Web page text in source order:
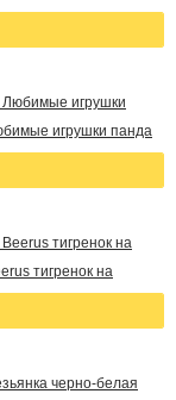
игрушки панда
тигренок на